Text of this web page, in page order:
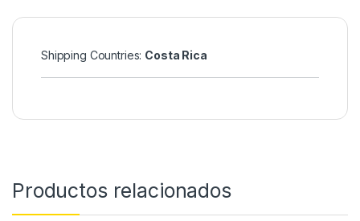
Shipping Countries: Costa Rica
Productos relacionados